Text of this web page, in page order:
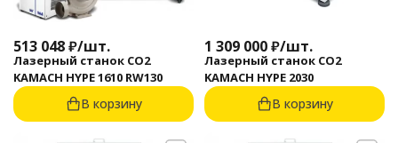
513 048₽/шт.
Лазерный станок CO2
KAMACH HYPE 1610 RW130
В корзину
1 309 000₽/шт.
Лазерный станок CO2
KAMACH HYPE 2030
В корзину